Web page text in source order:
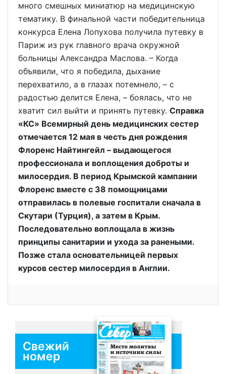
много смешных миниатюр на медицинскую
тематику. В финальной части победительница
конкурса Елена Лопухова получила путевку в
Париж из рук главного врача окружной
больницы Александра Маслова. – Когда
объявили, что я победила, дыхание
перехватило, а в глазах потемнело, – с
радостью делится Елена, – боялась, что не
хватит сил выйти и принять путевку. Справка
«КС» Всемирный день медицинских сестер
отмечается 12 мая в честь дня рождения
Флоренс Найтингейл – выдающегося
профессионала и воплощения доброты и
милосердия. В период Крымской кампании
Флоренс вместе с 38 помощницами
отправилась в полевые госпитали сначала в
Скутари (Турция), а затем в Крым.
Последовательно воплощала в жизнь
принципы санитарии и ухода за ранеными.
Позже стала основательницей первых
курсов сестер милосердия в Англии.
Свежий
номер